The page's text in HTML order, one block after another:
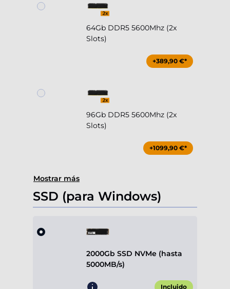
64Gb DDR5 5600Mhz (2x
Slots)
+389,90 €*
96Gb DDR5 5600Mhz (2x
Slots)
+1099,90 €*
Mostrar más
SSD (para Windows)
2000Gb SSD NVMe (hasta
5000MB/s)
Incluido